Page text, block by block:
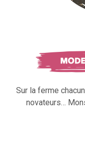
Sur la ferme
novateurs…